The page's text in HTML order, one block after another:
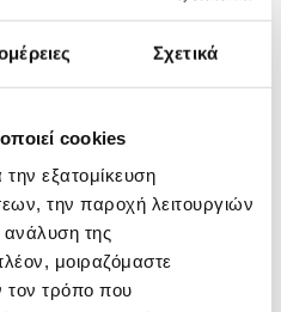
Σχετικά
cookies
εξατομίκευση
την παροχή λειτουργιών
ανάλυση της
μοιραζόμαστε
τον τρόπο που
- Forecast for
and Cyprus as year-
country nationals...